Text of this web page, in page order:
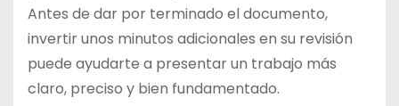
Antes de dar por terminado el documento,
invertir unos minutos adicionales en su revisión
puede ayudarte a presentar un trabajo más
claro, preciso y bien fundamentado.